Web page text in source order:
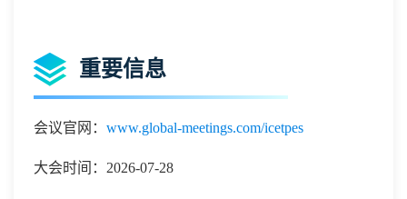
重要信息
会议官网： www.global-meetings.com/icetpes
大会时间：2026-07-28